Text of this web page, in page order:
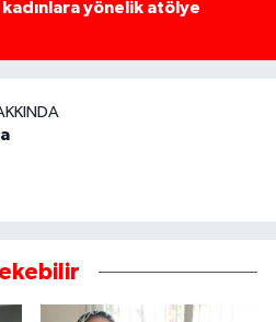
kadınlara yönelik atölye